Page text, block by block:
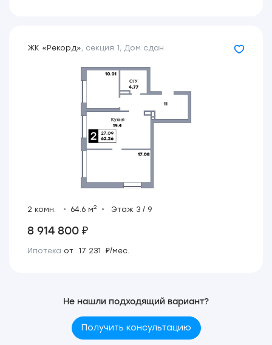
ЖК «Рекорд», секция 1, Дом сдан
2 комн. 64.6 м2 Этаж 3 / 9
8 914 800 ₽
Ипотека от 17 231 ₽/мес.
Не нашли подходящий вариант?
Получить консультацию